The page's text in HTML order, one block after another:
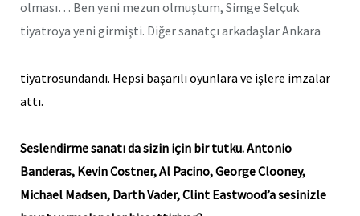
olması… Ben yeni mezun olmuştum, Simge Selçuk
tiyatroya yeni girmişti. Diğer sanatçı arkadaşlar Ankara
tiyatrosundandı. Hepsi başarılı oyunlara ve işlere imzalar
attı.
Seslendirme sanatı da sizin için bir tutku. Antonio
Banderas, Kevin Costner, Al Pacino, George Clooney,
Michael Madsen, Darth Vader, Clint Eastwood’a sesinizle